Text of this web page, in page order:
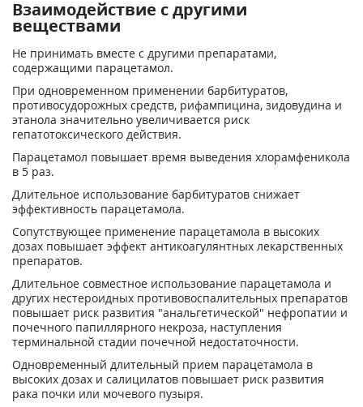
Взаимодействие с другими
веществами
Не принимать вместе с другими препаратами,
содержащими парацетамол.
При одновременном применении барбитуратов,
противосудорожных средств, рифампицина, зидовудина и
этанола значительно увеличивается риск
гепатотоксического действия.
Парацетамол повышает время выведения хлорамфеникола
в 5 раз.
Длительное использование барбитуратов снижает
эффективность парацетамола.
Сопутствующее применение парацетамола в высоких
дозах повышает эффект антикоагулянтных лекарственных
препаратов.
Длительное совместное использование парацетамола и
других нестероидных противовоспалительных препаратов
повышает риск развития "анальгетической" нефропатии и
почечного папиллярного некроза, наступления
терминальной стадии почечной недостаточности.
Одновременный длительный прием парацетамола в
высоких дозах и салицилатов повышает риск развития
рака почки или мочевого пузыря.